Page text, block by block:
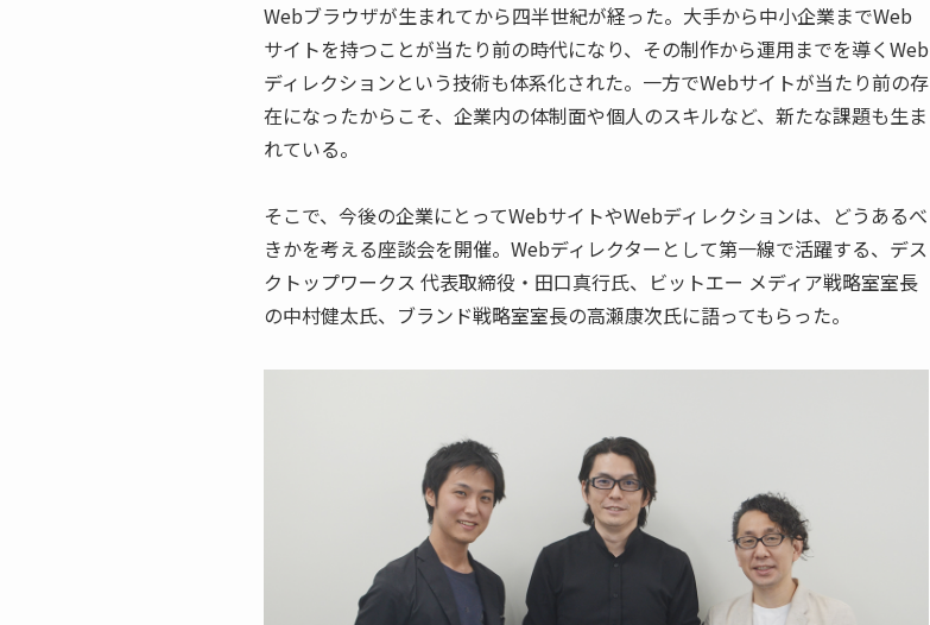
Webブラウザが生まれてから四半世紀が経った。大手から中小企業までWeb
サイトを持つことが当たり前の時代になり、その制作から運用までを導くWeb
ディレクションという技術も体系化された。一方でWebサイトが当たり前の存
在になったからこそ、企業内の体制面や個人のスキルなど、新たな課題も生ま
れている。
そこで、今後の企業にとってWebサイトやWebディレクションは、どうあるべ
きかを考える座談会を開催。Webディレクターとして第一線で活躍する、デス
クトップワークス 代表取締役・田口真行氏、ビットエー メディア戦略室室長
の中村健太氏、ブランド戦略室室長の高瀬康次氏に語ってもらった。